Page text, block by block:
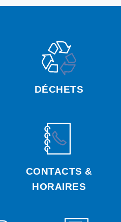
DÉCHETS
CONTACTS &
HORAIRES